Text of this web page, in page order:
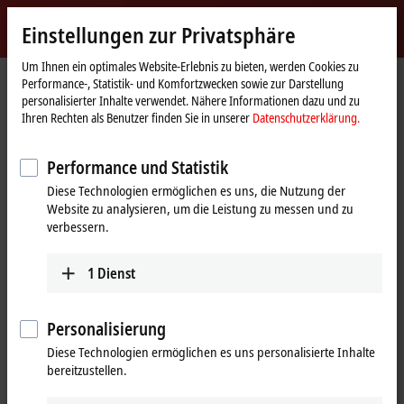
Beckhoff
-
New
Automation
Technology
myBeckhoff
StartseiteUnternehmen News AMB 2018 | Beckhoff Messe-TV
Mit Klick auf "Akzeptieren" zeigen wir das Video und passen die
Einstellung zur Privatsphäre an, dabei wird externer Inhalt von
Vimeo geladen. Beachten Sie dazu bitte unsere
11.10.2018
Einstellungen zur Privatsphäre
Um Ihnen ein optimales Website-Erlebnis zu bieten, werden Cookies zu
Performance-, Statistik- und Komfortzwecken sowie zur Darstellung
personalisierter Inhalte verwendet. Nähere Informationen dazu und zu
Ihren Rechten als Benutzer finden Sie in unserer Datenschutzerklärung.
Performance und Statistik
Diese Technologien ermöglichen es uns, die Nutzung der
Website zu analysieren, um die Leistung zu messen und zu
verbessern.
1 Dienst
Personalisierung
Diese Technologien ermöglichen es uns personalisierte Inhalte
bereitzustellen.